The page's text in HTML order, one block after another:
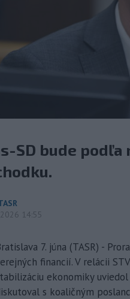
SD bude podľa
2026 14:55
7. júna (TASR) -
financií. V relácii
ekonomiky
s koaličným